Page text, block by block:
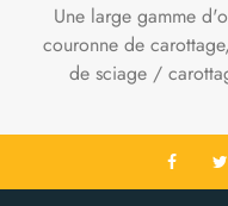
Une large gamme
couronne de
de sciage /